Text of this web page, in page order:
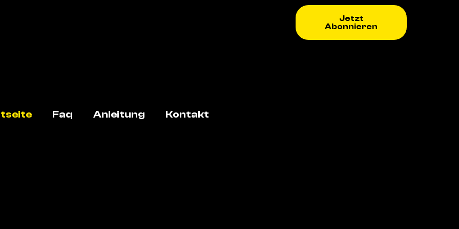
Faq Anleitung Kontakt
Jetzt
Abonnieren